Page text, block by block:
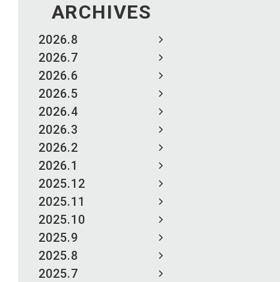
ARCHIVES
2026.8
2026.7
2026.6
2026.5
2026.4
2026.3
2026.2
2026.1
2025.12
2025.11
2025.10
2025.9
2025.8
2025.7